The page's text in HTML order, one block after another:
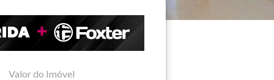
Valor do Imóvel